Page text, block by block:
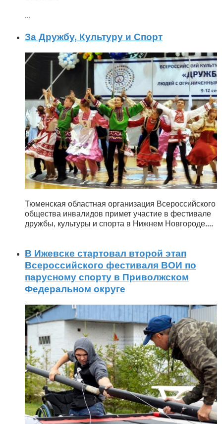
...
За Дружбу, Культуру и Спорт
Тюменская областная организация Всероссийского
общества инвалидов примет участие в фестивале
дружбы, культуры и спорта в Нижнем Новгороде....
В Ижевске стартовал второй этап
Всероссийского фестиваля ВОИ по
парусному спорту в Приволжском
Федеральном округе